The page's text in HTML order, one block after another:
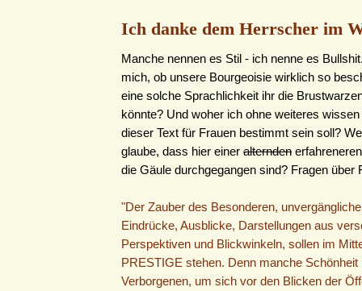
Ich danke dem Herrscher im
Manche nennen es Stil - ich nenne es
mich, ob unsere Bourgeoisie wirklich so
eine solche Sprachlichkeit ihr die
könnte? Und woher ich ohne weiteres
dieser Text für Frauen bestimmt sein soll?
glaube, dass hier einer alternden
die Gäule durchgegangen sind? Fragen über
"Der Zauber des Besonderen,
Eindrücke, Ausblicke, Darstellungen aus
Perspektiven und Blickwinkeln, sollen im
PRESTIGE stehen. Denn manche Schönheit
Verborgenen, um sich vor den Blicken der